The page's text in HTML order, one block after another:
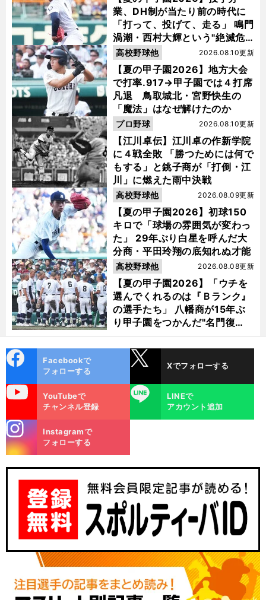
【プ
ロ野球 】
篠塚和典が考える巨人の開幕スタメン
坂本勇人や外国人選手の起用法はどうなる ？
業、DH制が当たり前の時代に
「打って、投げて、走る」 鳴門
渦潮・西村大輝という"絶滅危
惧種"
【夏の甲子園2026】地方大会
で打率.917→甲子園では４打席
凡退 鳥取城北・宮野快生の
「魔法」はなぜ解けたのか
2026.08.10更新
高校野球他
【江川卓伝】江川卓の作新学院
に４戦全敗 「勝つためには何で
もする」と銚子商が「打倒・江
川」に燃えた雨中決戦
2026.08.10更新
プロ野球
【夏の甲子園2026】初球150
キロで「球場の雰囲気が変わっ
た」 29年ぶり白星を呼んだ大
分商・平田玲翔の底知れぬ才能
2026.08.09更新
高校野球他
【夏の甲子園2026】「ウチを
選んでくれるのは『Ｂランク』
の選手たち」 八幡商が15年ぶ
り甲子園をつかんだ"名門復
活"の舞台裏
2026.08.08更新
高校野球他
ok
Facebookで
フォローする
Xでフォローする
YouTubeで
チャンネル登録
LINE
LINEで
アカウント追加
m
Instagramで
フォローする